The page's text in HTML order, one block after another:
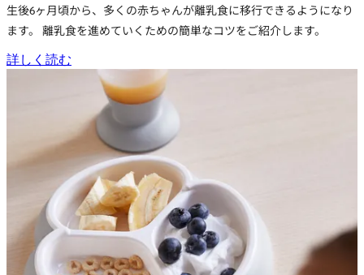
生後6ヶ月頃から、多くの赤ちゃんが離乳食に移行できるようになり
ます。 離乳食を進めていくための簡単なコツをご紹介します。
詳しく読む